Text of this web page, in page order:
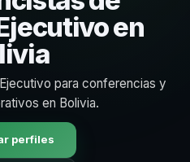
en
para conferencias y
en Bolivia.
perfiles